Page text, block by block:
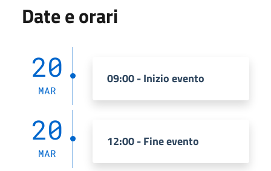
Date e orari
20
MAR
09:00 - Inizio evento
20
MAR
12:00 - Fine evento